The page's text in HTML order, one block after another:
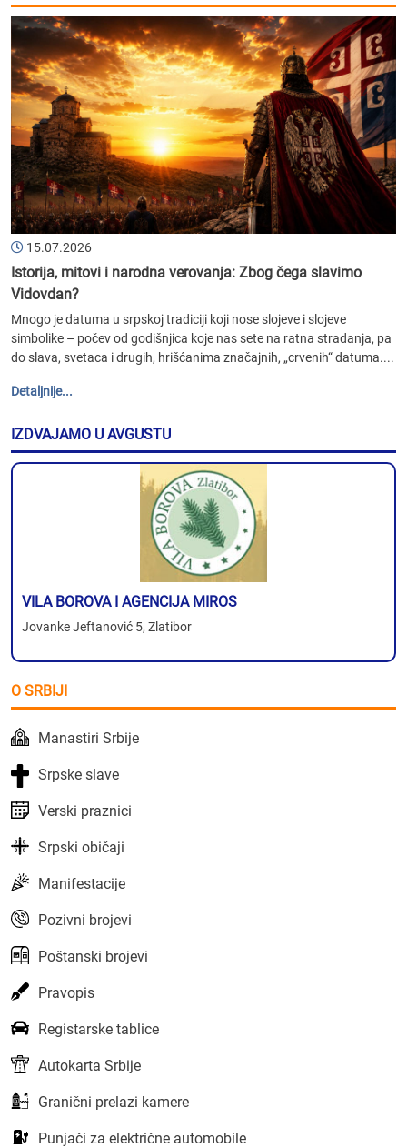
15.07.2026
Istorija, mitovi i narodna verovanja: Zbog čega slavimo
Vidovdan?
Mnogo je datuma u srpskoj tradiciji koji nose slojeve i slojeve
simbolike – počev od godišnjica koje nas sete na ratna stradanja, pa
do slava, svetaca i drugih, hrišćanima značajnih, „crvenih“ datuma....
Detaljnije...
IZDVAJAMO U AVGUSTU
VILA BOROVA I AGENCIJA MIROS
Jovanke Jeftanović 5, Zlatibor
O SRBIJI
Manastiri Srbije
Srpske slave
Verski praznici
Srpski običaji
Manifestacije
Pozivni brojevi
Poštanski brojevi
Pravopis
Registarske tablice
Autokarta Srbije
Granični prelazi kamere
Punjači za električne automobile